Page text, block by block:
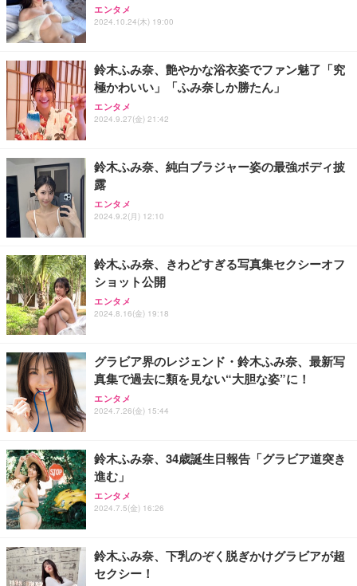
ワーク チェア 強化バックレスト 30度ロッキング機
能 人間工学 椅子 腰サポート 90度跳ね上げ式アーム
務用 おしゃれ パソコンチェア (ブラック)
Sezlife オフィスチェア デスクチェア 疲れない テレ
ワーク チェア 強化バックレスト 30度ロッキング機
能 人間工学 椅子 腰サポート 90度跳ね上げ式アーム
務用 おしゃれ パソコンチェア (ホワイト)
ANDWINT オフィスチェア デスクチェア 肘なし メ
ッシュ 通気性 ランバーサポート付き 腰サポート ガ
ス圧無段階昇降 360度回転 キャスター付き コンパク
【純正品】27"ゲーミングモニター DualSense 充電
フック付き（CFI-ZDM1J）
【整備済み品】Dell E2724HS 27インチ 液晶モニタ
ー フルHD（1920×1080）VA 非光沢 HDMI/DisplayP
ort/VGA スピーカー内蔵 高さ調整 スイベル VESA対
【MiniLED/24.5inch/280Hz/FHD】GRAPHT THE S
HOOTER Gaming Monitor 24” Essential ゲーミン
グモニター QD 24.5インチ 1ms FHD 量子ドット 残
ネオ・ルーライフ ネオ・オムツ L 中型犬用 26枚入
り 単品
Smart Basic(スマートベーシック) 【Amazon.co.jp
限定】 Smart Basic アイリスオーヤマ ペットシーツ
超厚型 お徳用 ワイド 100枚入 (x 1) (ケース販売)
アイリスオーヤマ ペットシーツ 超厚型 お徳用 レギ
ュラー 200枚入【Amazon.co.jp限定】
エンタメ
2024.10.24(木) 19:00
鈴木ふみ奈、艶やかな浴衣姿でファン魅了「究
極かわいい」「ふみ奈しか勝たん」
エンタメ
2024.9.27(金) 21:42
鈴木ふみ奈、純白ブラジャー姿の最強ボディ披
露
エンタメ
2024.9.2(月) 12:10
鈴木ふみ奈、きわどすぎる写真集セクシーオフ
ショット公開
エンタメ
2024.8.16(金) 19:18
グラビア界のレジェンド・鈴木ふみ奈、最新写
真集で過去に類を見ない“大胆な姿”に！
エンタメ
2024.7.26(金) 15:44
鈴木ふみ奈、34歳誕生日報告「グラビア道突き
進む」
エンタメ
2024.7.5(金) 16:26
鈴木ふみ奈、下乳のぞく脱ぎかけグラビアが超
セクシー！